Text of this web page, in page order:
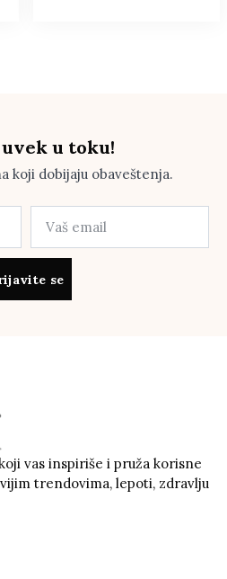
u toku!
koji dobijaju obaveštenja.
se
vas inspiriše i pruža korisne
trendovima, lepoti, zdravlju